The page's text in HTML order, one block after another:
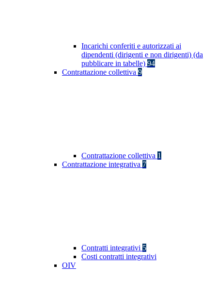
Incarichi conferiti e autorizzati ai
dipendenti (dirigenti e non dirigenti) (da
pubblicare in tabelle) 94
Contrattazione collettiva 9
Contrattazione collettiva 1
Contrattazione integrativa 7
Contratti integrativi 5
Costi contratti integrativi
OIV